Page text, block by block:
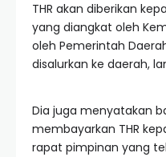
THR akan diberikan
yang diangkat oleh
oleh Pemerintah
disalurkan ke daerah,
Dia juga menyatakan
membayarkan THR
rapat pimpinan yang